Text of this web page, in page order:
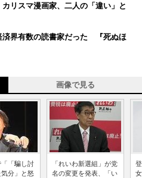
リスマ漫画家、二人の「違い」と
済界有数の読書家だった 『死ぬほ
画像で見る
「騙し討
分」と怒
「れいわ新選組」が党
名の変更を発表、「い